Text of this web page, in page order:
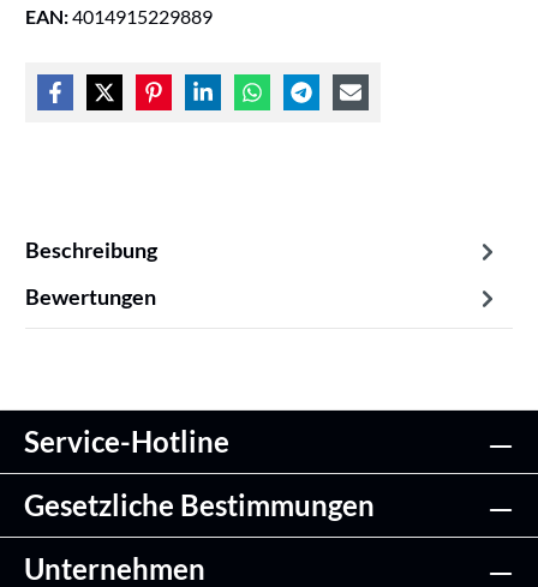
EAN:4014915229889
Beschreibung
Bewertungen
Service-Hotline
Gesetzliche Bestimmungen
Unternehmen